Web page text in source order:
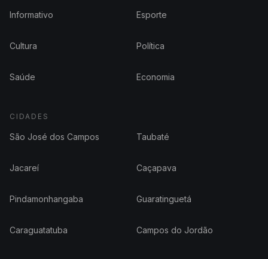
Informativo Esporte
Cultura Política
Saúde Economia
CIDADES
São José dos Campos Taubaté
Jacareí Caçapava
Pindamonhangaba Guaratinguetá
Caraguatatuba Campos do Jordão